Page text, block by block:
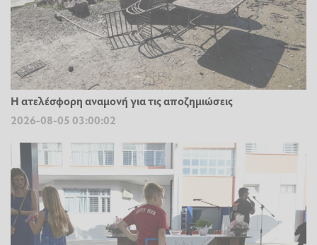
Η ατελέσφορη αναμονή για τις αποζημιώσεις
2026-08-05 03:00:02